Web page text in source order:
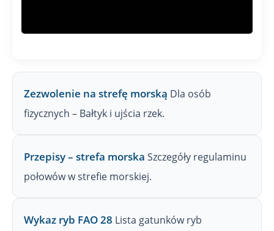
Zezwolenie na strefę morską Dla osób
fizycznych – Bałtyk i ujścia rzek.
Przepisy – strefa morska Szczegóły regulaminu
połowów w strefie morskiej.
Wykaz ryb FAO 28 Lista gatunków ryb